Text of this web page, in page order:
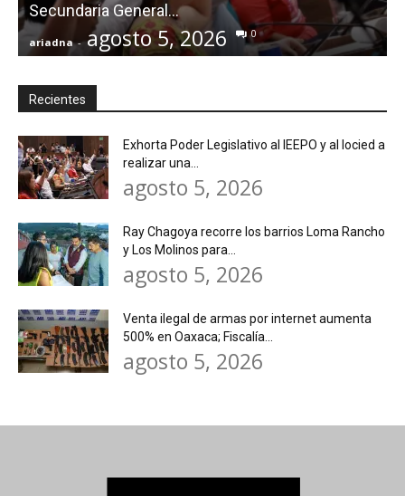
Secundaria General...
ariadna - agosto 5, 2026 0
Recientes
Exhorta Poder Legislativo al IEEPO y al Iocied a
realizar una...
agosto 5, 2026
Ray Chagoya recorre los barrios Loma Rancho
y Los Molinos para...
agosto 5, 2026
Venta ilegal de armas por internet aumenta
500% en Oaxaca; Fiscalía...
agosto 5, 2026